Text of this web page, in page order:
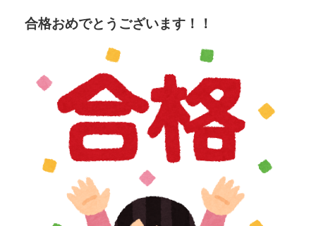
合格おめでとうございます！！